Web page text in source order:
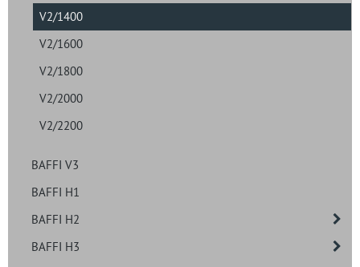
V2/1400
V2/1600
V2/1800
V2/2000
V2/2200
BAFFI V3
BAFFI H1
BAFFI H2
BAFFI H3